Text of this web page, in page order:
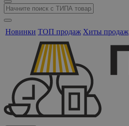
Новинки ТОП продаж Хиты продаж